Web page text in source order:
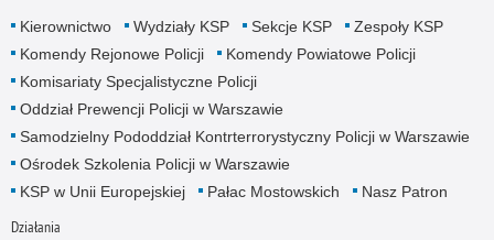
Kierownictwo Wydziały KSP Sekcje KSP
Zespoły KSP
Komendy Rejonowe Policji
Komendy Powiatowe Policji
Komisariaty Specjalistyczne Policji
Oddział Prewencji Policji w Warszawie
Samodzielny Pododdział Kontrterrorystyczny Policji w Warszawie
Ośrodek Szkolenia Policji w Warszawie
KSP w Unii Europejskiej
Pałac Mostowskich Nasz Patron
Działania